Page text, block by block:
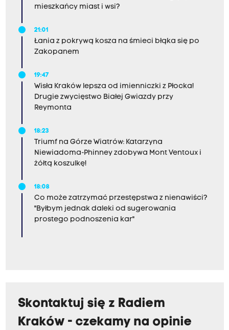
mieszkańcy miast i wsi?
21:01
Łania z pokrywą kosza na śmieci błąka się po
Zakopanem
19:47
Wisła Kraków lepsza od imienniczki z Płocka!
Drugie zwycięstwo Białej Gwiazdy przy
Reymonta
18:23
Triumf na Górze Wiatrów: Katarzyna
Niewiadoma-Phinney zdobywa Mont Ventoux i
żółtą koszulkę!
18:08
Co może zatrzymać przestępstwa z nienawiści?
"Byłbym jednak daleki od sugerowania
prostego podnoszenia kar"
Skontaktuj się z Radiem
Kraków - czekamy na opinie